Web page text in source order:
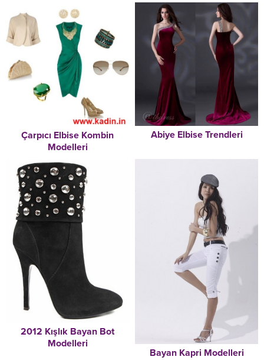
Çarpıcı Elbise Kombin
Modelleri
Abiye Elbise Trendleri
2012 Kışlık Bayan Bot
Modelleri
Bayan Kapri Modelleri